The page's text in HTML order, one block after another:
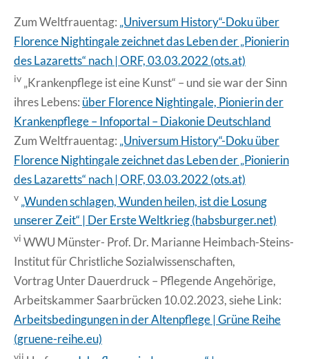
Zum Weltfrauentag: „Universum History“-Doku über
Florence Nightingale zeichnet das Leben der „Pionierin
des Lazaretts“ nach | ORF, 03.03.2022 (ots.at)
iv „Krankenpflege ist eine Kunst“ – und sie war der Sinn
ihres Lebens: über Florence Nightingale, Pionierin der
Krankenpflege – Infoportal – Diakonie Deutschland
Zum Weltfrauentag: „Universum History“-Doku über
Florence Nightingale zeichnet das Leben der „Pionierin
des Lazaretts“ nach | ORF, 03.03.2022 (ots.at)
v „Wunden schlagen, Wunden heilen, ist die Losung
unserer Zeit“ | Der Erste Weltkrieg (habsburger.net)
vi WWU Münster- Prof. Dr. Marianne Heimbach-Steins-
Institut für Christliche Sozialwissenschaften,
Vortrag Unter Dauerdruck – Pflegende Angehörige,
Arbeitskammer Saarbrücken 10.02.2023, siehe Link:
Arbeitsbedingungen in der Altenpflege | Grüne Reihe
(gruene-reihe.eu)
vii